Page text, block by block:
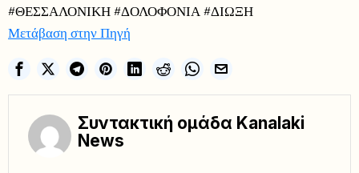
#ΘΕΣΣΑΛΟΝΙΚΗ #ΔΟΛΟΦΟΝΙΑ #ΔΙΩΞΗ
Μετάβαση στην Πηγή
Συντακτική ομάδα Kanalaki
News